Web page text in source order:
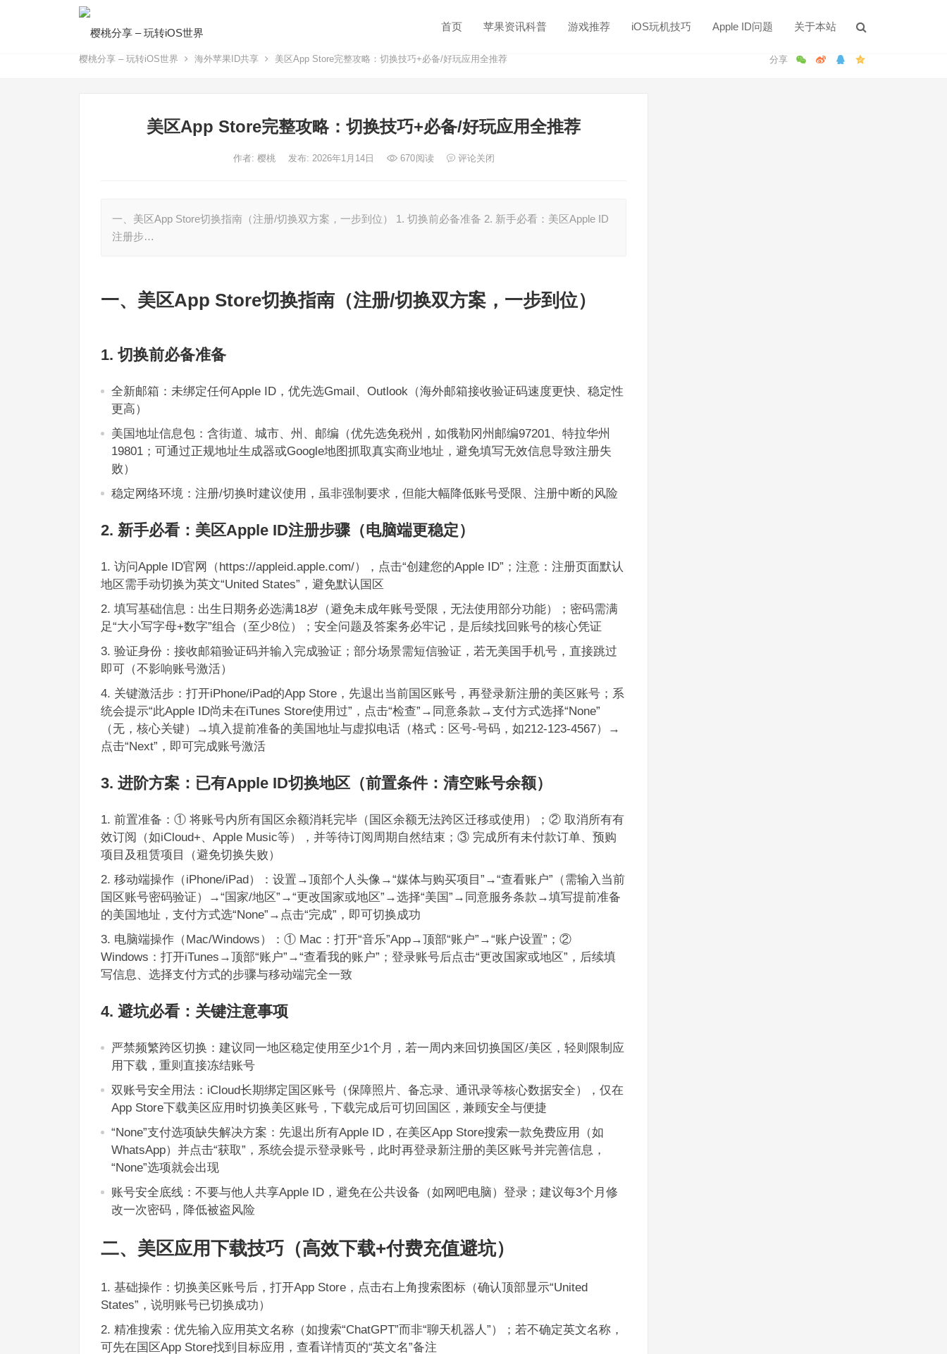
首页 苹果资讯科普 游戏推荐 iOS玩机技巧 Apple ID问题 关于本站
樱桃分享 – 玩转iOS世界 海外苹果ID共享 美区App Store完整攻略：切换技巧+必备/好玩应用全推荐
美区App Store完整攻略：切换技巧+必备/好玩应用全推荐
作者: 樱桃 发布: 2026年1月14日 670阅读 评论关闭
一、美区App Store切换指南（注册/切换双方案，一步到位） 1. 切换前必备准备 2. 新手必看：美区Apple ID
注册步…
一、美区App Store切换指南（注册/切换双方案，一步到位）
1. 切换前必备准备
全新邮箱：未绑定任何Apple ID，优先选Gmail、Outlook（海外邮箱接收验证码速度更快、稳定性
更高）
美国地址信息包：含街道、城市、州、邮编（优先选免税州，如俄勒冈州邮编97201、特拉华州
19801；可通过正规地址生成器或Google地图抓取真实商业地址，避免填写无效信息导致注册失
败）
稳定网络环境：注册/切换时建议使用，虽非强制要求，但能大幅降低账号受限、注册中断的风险
2. 新手必看：美区Apple ID注册步骤（电脑端更稳定）
访问Apple ID官网（https://appleid.apple.com/），点击“创建您的Apple ID”；注意：注册页面默认
地区需手动切换为英文“United States”，避免默认国区
填写基础信息：出生日期务必选满18岁（避免未成年账号受限，无法使用部分功能）；密码需满
足“大小写字母+数字”组合（至少8位）；安全问题及答案务必牢记，是后续找回账号的核心凭证
验证身份：接收邮箱验证码并输入完成验证；部分场景需短信验证，若无美国手机号，直接跳过
即可（不影响账号激活）
关键激活步：打开iPhone/iPad的App Store，先退出当前国区账号，再登录新注册的美区账号；系
统会提示“此Apple ID尚未在iTunes Store使用过”，点击“检查”→同意条款→支付方式选择“None”
（无，核心关键）→填入提前准备的美国地址与虚拟电话（格式：区号-号码，如212-123-4567）→
点击“Next”，即可完成账号激活
3. 进阶方案：已有Apple ID切换地区（前置条件：清空账号余额）
前置准备：① 将账号内所有国区余额消耗完毕（国区余额无法跨区迁移或使用）；② 取消所有有
效订阅（如iCloud+、Apple Music等），并等待订阅周期自然结束；③ 完成所有未付款订单、预购
项目及租赁项目（避免切换失败）
移动端操作（iPhone/iPad）：设置→顶部个人头像→“媒体与购买项目”→“查看账户”（需输入当前
国区账号密码验证）→“国家/地区”→“更改国家或地区”→选择“美国”→同意服务条款→填写提前准备
的美国地址，支付方式选“None”→点击“完成”，即可切换成功
电脑端操作（Mac/Windows）：① Mac：打开“音乐”App→顶部“账户”→“账户设置”；②
Windows：打开iTunes→顶部“账户”→“查看我的账户”；登录账号后点击“更改国家或地区”，后续填
写信息、选择支付方式的步骤与移动端完全一致
4. 避坑必看：关键注意事项
严禁频繁跨区切换：建议同一地区稳定使用至少1个月，若一周内来回切换国区/美区，轻则限制应
用下载，重则直接冻结账号
双账号安全用法：iCloud长期绑定国区账号（保障照片、备忘录、通讯录等核心数据安全），仅在
App Store下载美区应用时切换美区账号，下载完成后可切回国区，兼顾安全与便捷
“None”支付选项缺失解决方案：先退出所有Apple ID，在美区App Store搜索一款免费应用（如
WhatsApp）并点击“获取”，系统会提示登录账号，此时再登录新注册的美区账号并完善信息，
“None”选项就会出现
账号安全底线：不要与他人共享Apple ID，避免在公共设备（如网吧电脑）登录；建议每3个月修
改一次密码，降低被盗风险
二、美区应用下载技巧（高效下载+付费充值避坑）
基础操作：切换美区账号后，打开App Store，点击右上角搜索图标（确认顶部显示“United
States”，说明账号已切换成功）
精准搜索：优先输入应用英文名称（如搜索“ChatGPT”而非“聊天机器人”）；若不确定英文名称，
可先在国区App Store找到目标应用，查看详情页的“英文名”备注